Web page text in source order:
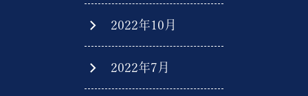
2022年10月
2022年7月